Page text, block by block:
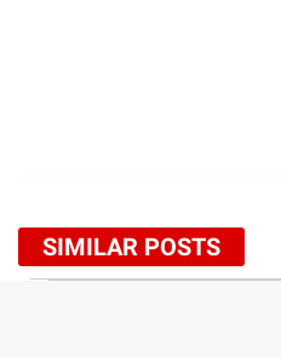
SIMILAR POSTS